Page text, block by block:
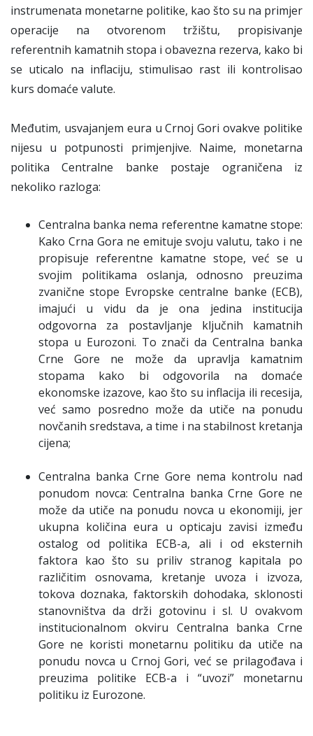
instrumenata monetarne politike, kao što su na primjer
operacije na otvorenom tržištu, propisivanje
referentnih kamatnih stopa i obavezna rezerva, kako bi
se uticalo na inflaciju, stimulisao rast ili kontrolisao
kurs domaće valute.
Međutim, usvajanjem eura u Crnoj Gori ovakve politike
nijesu u potpunosti primjenjive. Naime, monetarna
politika Centralne banke postaje ograničena iz
nekoliko razloga:
Centralna banka nema referentne kamatne stope:
Kako Crna Gora ne emituje svoju valutu, tako i ne
propisuje referentne kamatne stope, već se u
svojim politikama oslanja, odnosno preuzima
zvanične stope Evropske centralne banke (ECB),
imajući u vidu da je ona jedina institucija
odgovorna za postavljanje ključnih kamatnih
stopa u Eurozoni. To znači da Centralna banka
Crne Gore ne može da upravlja kamatnim
stopama kako bi odgovorila na domaće
ekonomske izazove, kao što su inflacija ili recesija,
već samo posredno može da utiče na ponudu
novčanih sredstava, a time i na stabilnost kretanja
cijena;
Centralna banka Crne Gore nema kontrolu nad
ponudom novca: Centralna banka Crne Gore ne
može da utiče na ponudu novca u ekonomiji, jer
ukupna količina eura u opticaju zavisi između
ostalog od politika ECB-a, ali i od eksternih
faktora kao što su priliv stranog kapitala po
različitim osnovama, kretanje uvoza i izvoza,
tokova doznaka, faktorskih dohodaka, sklonosti
stanovništva da drži gotovinu i sl. U ovakvom
institucionalnom okviru Centralna banka Crne
Gore ne koristi monetarnu politiku da utiče na
ponudu novca u Crnoj Gori, već se prilagođava i
preuzima politike ECB-a i “uvozi” monetarnu
politiku iz Eurozone.